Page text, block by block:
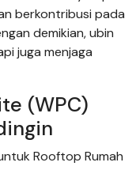
berkontribusi pada
demikian, ubin
juga menjaga
(WPC)
Rooftop Rumah